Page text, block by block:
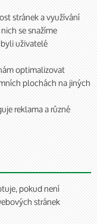
stránek a využívání
se snažíme
uživatelé
optimalizovat
plochách na jiných
reklama a různé
pokud není
stránek